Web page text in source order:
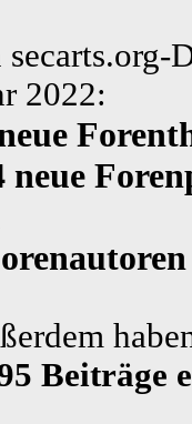
secarts.org-
2022:
neue
Beiträge